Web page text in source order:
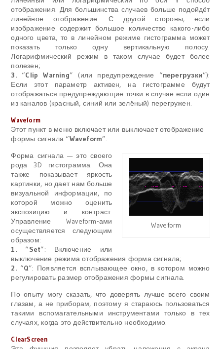
отображения. Для большинства случаев больше подойдёт
линейное отображение. С другой стороны, если
изображение содержит большое количество какого-либо
одного цвета, то в линейном режиме гистограмма может
показать только одну вертикальную полосу.
Логарифмический режим в таком случае будет более
полезен;
3.“Clip Warning” (или предупреждение “перегрузки”):
Если этот параметр активен, на гистограмме будут
отображаться предупреждающие точки в случае если один
из каналов (красный, синий или зелёный) перегружен.
Waveform
Этот пункт в меню включает или выключает отображение
формы сигнала “Waveform”.
Waveform
Форма сигнала — это своего
рода 3D гистограмма. Она
также показывает яркость
картинки, но дает нам больше
визуальной информации, по
которой можно оценить
экспозицию и контраст.
Управление Waveform-ами
осуществляется следующим
образом:
1.“Set”: Включение или
выключение режима отображения форма сигнала;
2.“Q”: Появляется всплывающее окно, в котором можно
регулировать размер отображения формы сигнала.
По опыту могу сказать, что доверять лучше всего своим
глазам, а не приборам, поэтому я стараюсь пользоваться
такими вспомагательными инструментами только в тех
случаях, когда это действительно необходимо.
ClearScreen